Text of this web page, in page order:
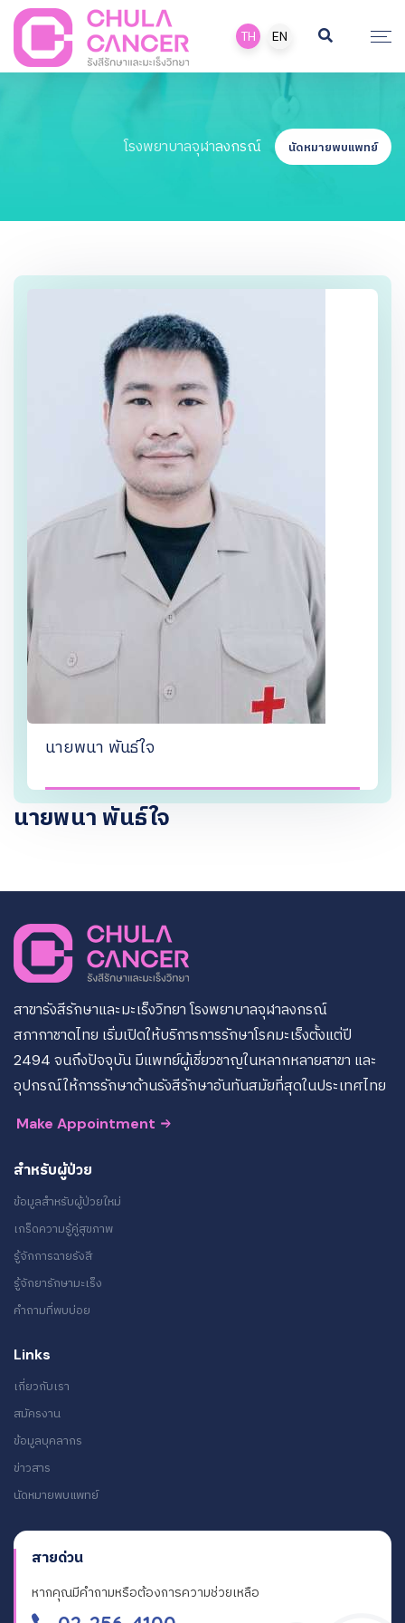
TH EN
โรงพยาบาลจุฬาลงกรณ์ นัดหมายพบแพทย์
นายพนา พันธ์ใจ
นายพนา พันธ์ใจ
สาขารังสีรักษาและมะเร็งวิทยา โรงพยาบาลจุฬาลงกรณ์
สภากาชาดไทย เริ่มเปิดให้บริการการรักษาโรคมะเร็งตั้งแต่ปี
2494 จนถึงปัจจุบัน มีแพทย์ผู้เชี่ยวชาญในหลากหลายสาขา และ
อุปกรณ์ให้การรักษาด้านรังสีรักษาอันทันสมัยที่สุดในประเทศไทย
Make Appointment
สำหรับผู้ป่วย
ข้อมูลสำหรับผู้ป่วยใหม่
เกร็ดความรู้คู่สุขภาพ
รู้จักการฉายรังสี
รู้จักยารักษามะเร็ง
คำถามที่พบบ่อย
Links
เกี่ยวกับเรา
สมัครงาน
ข้อมูลบุคลากร
ข่าวสาร
นัดหมายพบแพทย์
สายด่วน
หากคุณมีคำถามหรือต้องการความช่วยเหลือ